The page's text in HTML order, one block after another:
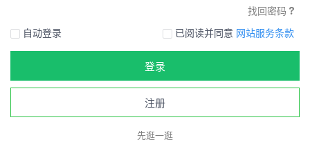
找回密码
自动登录
已阅读并同意 网站服务条款
登录
注册
先逛一逛